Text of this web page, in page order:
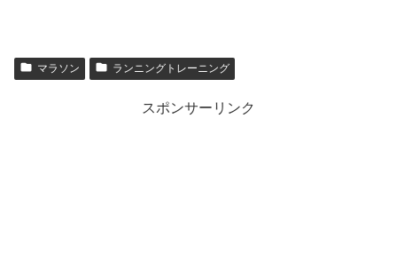
マラソン ランニングトレーニング
スポンサーリンク